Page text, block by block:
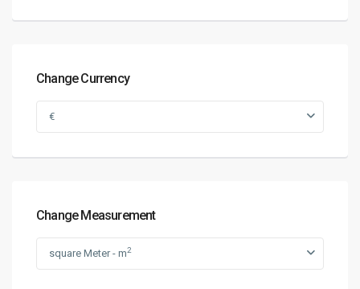
Change Currency
€
Change Measurement
square Meter - m2